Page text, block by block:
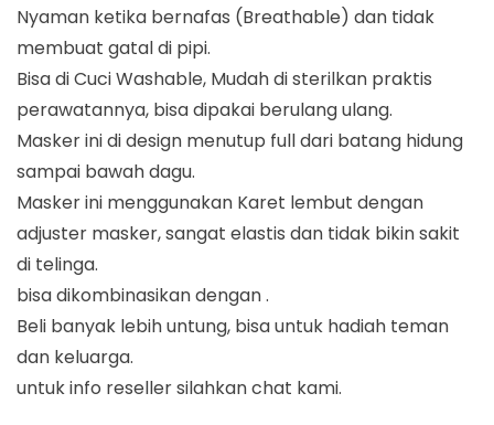
Nyaman ketika bernafas (Breathable) dan tidak
membuat gatal di pipi.
Bisa di Cuci Washable, Mudah di sterilkan praktis
perawatannya, bisa dipakai berulang ulang.
Masker ini di design menutup full dari batang hidung
sampai bawah dagu.
Masker ini menggunakan Karet lembut dengan
adjuster masker, sangat elastis dan tidak bikin sakit
di telinga.
bisa dikombinasikan dengan .
Beli banyak lebih untung, bisa untuk hadiah teman
dan keluarga.
untuk info reseller silahkan chat kami.